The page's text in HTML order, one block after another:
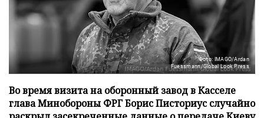
Фото: IMAGO/Ardan
Fuessmann/Global Look Press
Во время визита на оборонный завод в Касселе
глава Минобороны ФРГ Борис Писториус случайно